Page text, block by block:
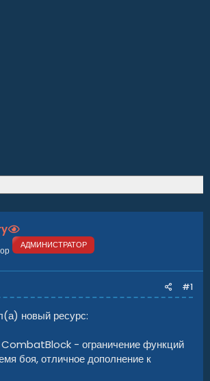
АДМИНИСТРАТОР
#1
новый ресурс:
- ограничение функций
боя, отличное дополнение к